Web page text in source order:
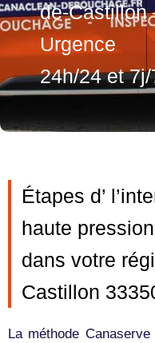
de-Castillon
Urgence
24h/24 et 7j/
Étapes d’
haute
dans votre
Castillon
La méthode